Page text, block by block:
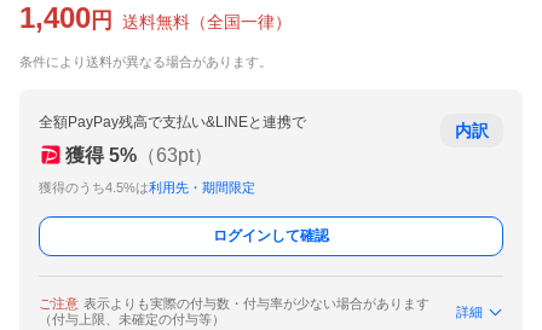
1,400 円 送料無料 （全国一律）
条件により送料が異なる場合があります。
全額PayPay残高で支払い&LINEと連携で
獲得 5% （63pt）
獲得のうち4.5%は利用先・期間限定
内訳
ログインして確認
ご注意 表示よりも実際の付与数・付与率が少ない場合があります
（付与上限、未確定の付与等）
詳細